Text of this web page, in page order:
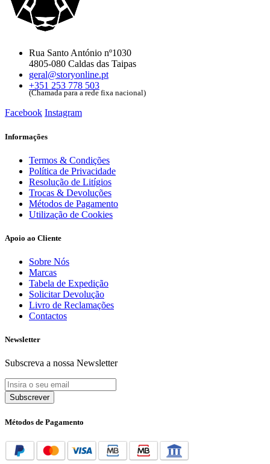
Rua Santo António nº1030
4805-080 Caldas das Taipas
geral@storyonline.pt
+351 253 778 503
(Chamada para a rede fixa nacional)
Facebook Instagram
Informações
Termos & Condições
Política de Privacidade
Resolução de Litígios
Trocas & Devoluções
Métodos de Pagamento
Utilização de Cookies
Apoio ao Cliente
Sobre Nós
Marcas
Tabela de Expedição
Solicitar Devolução
Livro de Reclamações
Contactos
Newsletter
Subscreva a nossa Newsletter
Subscrever
Métodos de Pagamento